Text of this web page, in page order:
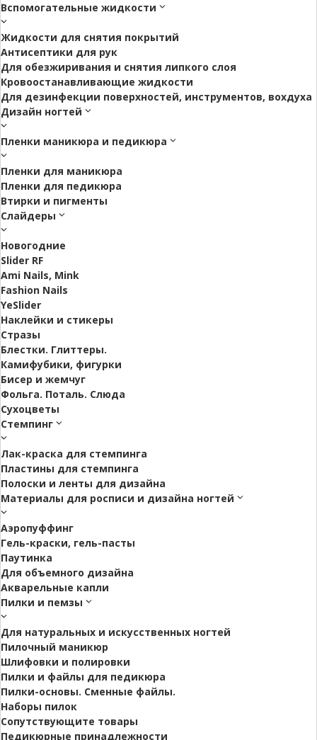
Вспомогательные жидкости
Жидкости для снятия покрытий
Антисептики для рук
Для обезжиривания и снятия липкого слоя
Кровоостанавливающие жидкости
Для дезинфекции поверхностей, инструментов, вохдуха
Дизайн ногтей
Пленки маникюра и педикюра
Пленки для маникюра
Пленки для педикюра
Втирки и пигменты
Слайдеры
Новогодние
Slider RF
Ami Nails, Mink
Fashion Nails
YeSlider
Наклейки и стикеры
Стразы
Блестки. Глиттеры.
Камифубики, фигурки
Бисер и жемчуг
Фольга. Поталь. Слюда
Сухоцветы
Стемпинг
Лак-краска для стемпинга
Пластины для стемпинга
Полоски и ленты для дизайна
Материалы для росписи и дизайна ногтей
Аэропуффинг
Гель-краски, гель-пасты
Паутинка
Для объемного дизайна
Акварельные капли
Пилки и пемзы
Для натуральных и искусственных ногтей
Пилочный маникюр
Шлифовки и полировки
Пилки и файлы для педикюра
Пилки-основы. Сменные файлы.
Наборы пилок
Сопутствующите товары
Педикюрные принадлежности